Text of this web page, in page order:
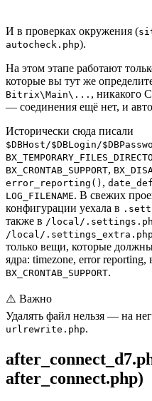
И в проверках окружения (
autocheck.php).
На этом этапе работают
которые вы тут же
Bitrix\Main\... , никакого
— соединения ещё нет, и
Исторически сюда писали
$DBHost/$DBLogin/
BX_CRONTAB_SUPPORT,
error_reporting() ,
LOG_FILENAME. В свежих
конфигурации уехала в
также в /local/
/local/.settings_extra.php
только вещи, которые
ядра: timezone, error
BX_CRONTAB_SUPPORT.
⚠️ Важно
Удалять файл нельзя — на
urlrewrite.php.
after_connect.php)